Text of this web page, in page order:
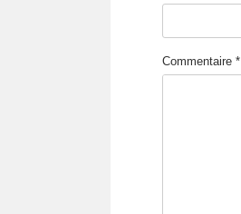
Commentaire *